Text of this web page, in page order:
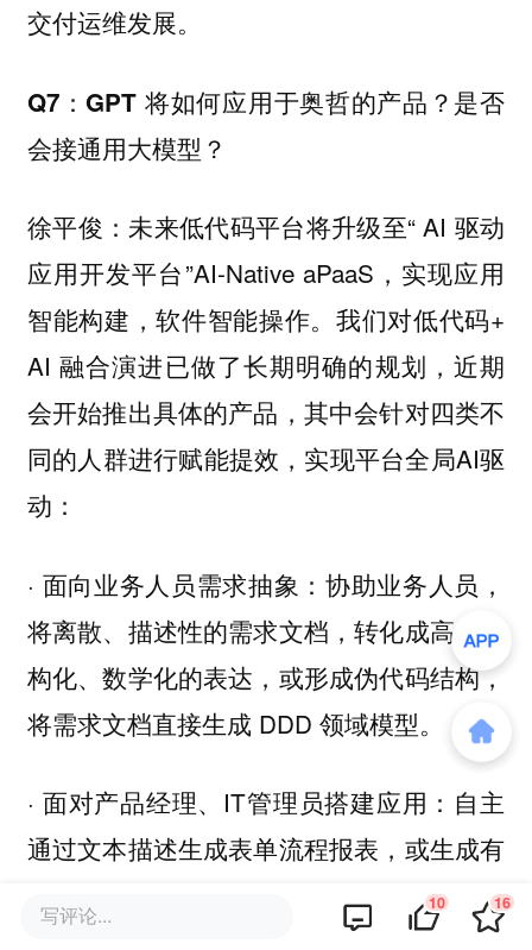
交付运维发展。
Q7：GPT 将如何应用于奥哲的产品？是否
会接通用大模型？
徐平俊：未来低代码平台将升级至“ AI 驱动
应用开发平台”AI-Native aPaaS，实现应用
智能构建，软件智能操作。我们对低代码+
AI 融合演进已做了长期明确的规划，近期
会开始推出具体的产品，其中会针对四类不
同的人群进行赋能提效，实现平台全局AI驱
动：
· 面向业务人员需求抽象：协助业务人员，
将离散、描述性的需求文档，转化成高度结
构化、数学化的表达，或形成伪代码结构，
将需求文档直接生成 DDD 领域模型。
· 面对产品经理、IT管理员搭建应用：自主
通过文本描述生成表单流程报表，或生成有
针对性的业务应用并进行自动化测试。
写评论... 10 16